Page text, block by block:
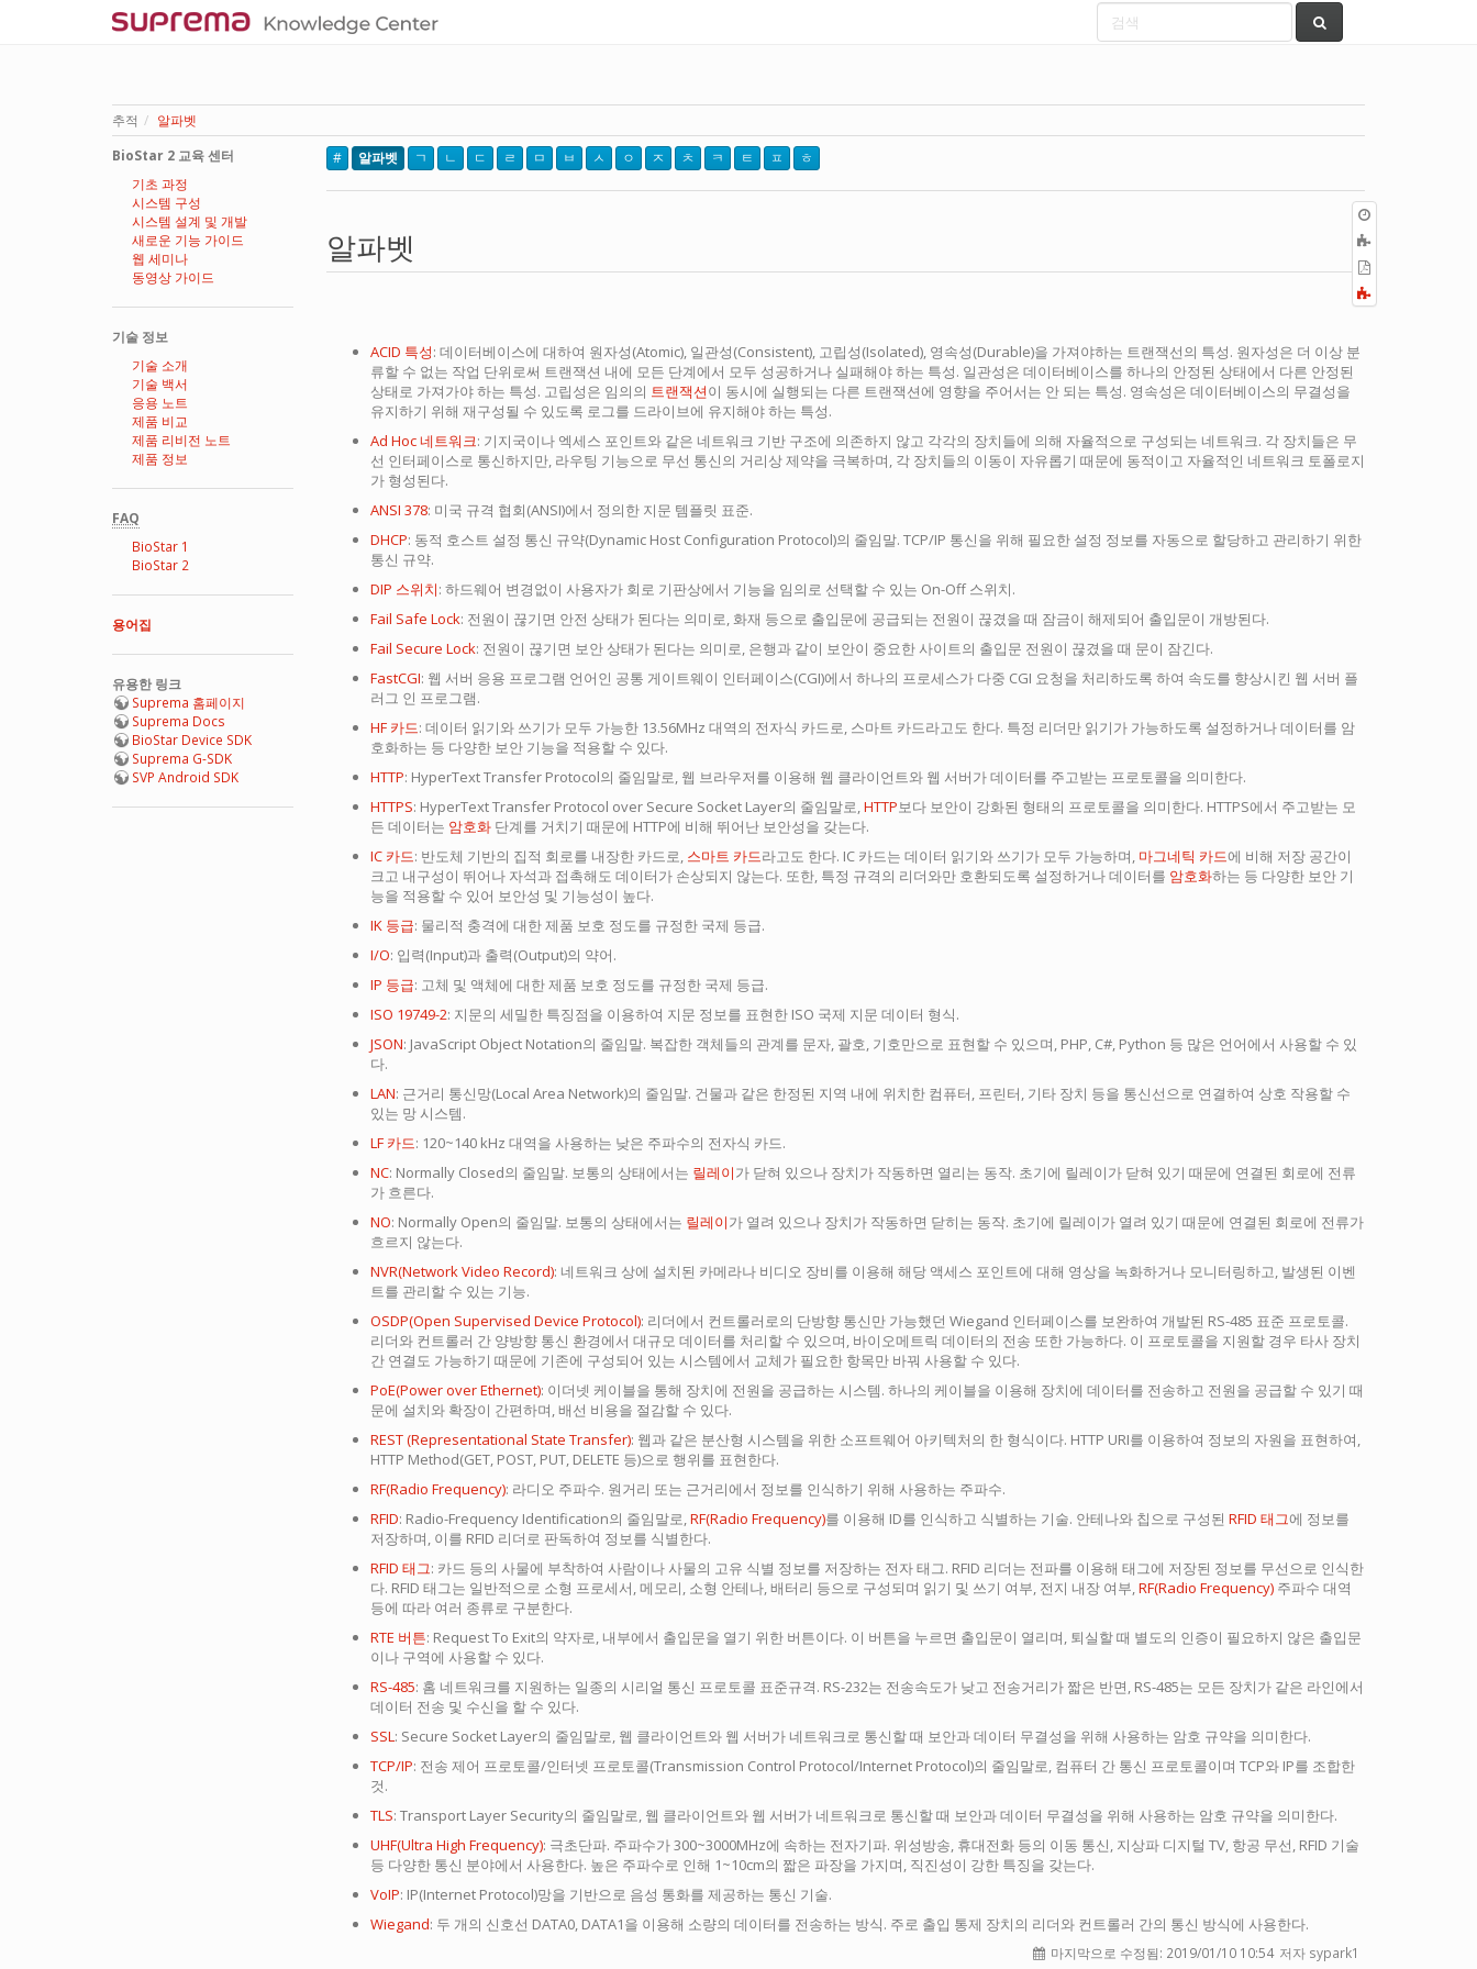
추적
알파벳
BioStar 2 교육 센터
기초 과정
시스템 구성
시스템 설계 및 개발
새로운 기능 가이드
웹 세미나
동영상 가이드
기술 정보
기술 소개
기술 백서
응용 노트
제품 비교
제품 리비전 노트
제품 정보
FAQ
BioStar 1
BioStar 2
용어집
유용한 링크
Suprema 홈페이지
Suprema Docs
BioStar Device SDK
Suprema G-SDK
SVP Android SDK
내
all
# 알파벳 ㄱ ㄴ ㄷ ㄹ ㅁ ㅂ ㅅ ㅇ ㅈ ㅊ ㅋ ㅌ ㅍ ㅎ
알파벳
ACID 특성: 데이터베이스에 대하여 원자성(Atomic), 일관성(Consistent), 고립성(Isolated), 영속성(Durable)을 가져야하는 트랜잭선의 특성. 원자성은 더 이상 분
류할 수 없는 작업 단위로써 트랜잭션 내에 모든 단계에서 모두 성공하거나 실패해야 하는 특성. 일관성은 데이터베이스를 하나의 안정된 상태에서 다른 안정된
상태로 가져가야 하는 특성. 고립성은 임의의 트랜잭션이 동시에 실행되는 다른 트랜잭션에 영향을 주어서는 안 되는 특성. 영속성은 데이터베이스의 무결성을
유지하기 위해 재구성될 수 있도록 로그를 드라이브에 유지해야 하는 특성.
Ad Hoc 네트워크: 기지국이나 엑세스 포인트와 같은 네트워크 기반 구조에 의존하지 않고 각각의 장치들에 의해 자율적으로 구성되는 네트워크. 각 장치들은 무
선 인터페이스로 통신하지만, 라우팅 기능으로 무선 통신의 거리상 제약을 극복하며, 각 장치들의 이동이 자유롭기 때문에 동적이고 자율적인 네트워크 토폴로지
가 형성된다.
ANSI 378: 미국 규격 협회(ANSI)에서 정의한 지문 템플릿 표준.
DHCP: 동적 호스트 설정 통신 규약(Dynamic Host Configuration Protocol)의 줄임말. TCP/IP 통신을 위해 필요한 설정 정보를 자동으로 할당하고 관리하기 위한
통신 규약.
DIP 스위치: 하드웨어 변경없이 사용자가 회로 기판상에서 기능을 임의로 선택할 수 있는 On-Off 스위치.
Fail Safe Lock: 전원이 끊기면 안전 상태가 된다는 의미로, 화재 등으로 출입문에 공급되는 전원이 끊겼을 때 잠금이 해제되어 출입문이 개방된다.
Fail Secure Lock: 전원이 끊기면 보안 상태가 된다는 의미로, 은행과 같이 보안이 중요한 사이트의 출입문 전원이 끊겼을 때 문이 잠긴다.
FastCGI: 웹 서버 응용 프로그램 언어인 공통 게이트웨이 인터페이스(CGI)에서 하나의 프로세스가 다중 CGI 요청을 처리하도록 하여 속도를 향상시킨 웹 서버 플
러그 인 프로그램.
HF 카드: 데이터 읽기와 쓰기가 모두 가능한 13.56MHz 대역의 전자식 카드로, 스마트 카드라고도 한다. 특정 리더만 읽기가 가능하도록 설정하거나 데이터를 암
호화하는 등 다양한 보안 기능을 적용할 수 있다.
HTTP: HyperText Transfer Protocol의 줄임말로, 웹 브라우저를 이용해 웹 클라이언트와 웹 서버가 데이터를 주고받는 프로토콜을 의미한다.
HTTPS: HyperText Transfer Protocol over Secure Socket Layer의 줄임말로,HTTP보다 보안이 강화된 형태의 프로토콜을 의미한다. HTTPS에서 주고받는 모
든 데이터는 암호화 단계를 거치기 때문에 HTTP에 비해 뛰어난 보안성을 갖는다.
IC 카드: 반도체 기반의 집적 회로를 내장한 카드로, 스마트 카드라고도 한다. IC 카드는 데이터 읽기와 쓰기가 모두 가능하며, 마그네틱 카드에 비해 저장 공간이
크고 내구성이 뛰어나 자석과 접촉해도 데이터가 손상되지 않는다. 또한, 특정 규격의 리더와만 호환되도록 설정하거나 데이터를 암호화하는 등 다양한 보안 기
능을 적용할 수 있어 보안성 및 기능성이 높다.
IK 등급: 물리적 충격에 대한 제품 보호 정도를 규정한 국제 등급.
I/O: 입력(Input)과 출력(Output)의 약어.
IP 등급: 고체 및 액체에 대한 제품 보호 정도를 규정한 국제 등급.
ISO 19749-2: 지문의 세밀한 특징점을 이용하여 지문 정보를 표현한 ISO 국제 지문 데이터 형식.
JSON: JavaScript Object Notation의 줄임말. 복잡한 객체들의 관계를 문자, 괄호, 기호만으로 표현할 수 있으며, PHP, C#, Python 등 많은 언어에서 사용할 수 있
다.
LAN: 근거리 통신망(Local Area Network)의 줄임말. 건물과 같은 한정된 지역 내에 위치한 컴퓨터, 프린터, 기타 장치 등을 통신선으로 연결하여 상호 작용할 수
있는 망 시스템.
LF 카드: 120~140 kHz 대역을 사용하는 낮은 주파수의 전자식 카드.
NC: Normally Closed의 줄임말. 보통의 상태에서는 릴레이가 닫혀 있으나 장치가 작동하면 열리는 동작. 초기에 릴레이가 닫혀 있기 때문에 연결된 회로에 전류
가 흐른다.
NO: Normally Open의 줄임말. 보통의 상태에서는 릴레이가 열려 있으나 장치가 작동하면 닫히는 동작. 초기에 릴레이가 열려 있기 때문에 연결된 회로에 전류가
흐르지 않는다.
NVR(Network Video Record): 네트워크 상에 설치된 카메라나 비디오 장비를 이용해 해당 액세스 포인트에 대해 영상을 녹화하거나 모니터링하고, 발생된 이벤
트를 관리할 수 있는 기능.
OSDP(Open Supervised Device Protocol): 리더에서 컨트롤러로의 단방향 통신만 가능했던 Wiegand 인터페이스를 보완하여 개발된 RS-485 표준 프로토콜.
리더와 컨트롤러 간 양방향 통신 환경에서 대규모 데이터를 처리할 수 있으며, 바이오메트릭 데이터의 전송 또한 가능하다. 이 프로토콜을 지원할 경우 타사 장치
간 연결도 가능하기 때문에 기존에 구성되어 있는 시스템에서 교체가 필요한 항목만 바꿔 사용할 수 있다.
PoE(Power over Ethernet): 이더넷 케이블을 통해 장치에 전원을 공급하는 시스템. 하나의 케이블을 이용해 장치에 데이터를 전송하고 전원을 공급할 수 있기 때
문에 설치와 확장이 간편하며, 배선 비용을 절감할 수 있다.
REST (Representational State Transfer): 웹과 같은 분산형 시스템을 위한 소프트웨어 아키텍처의 한 형식이다. HTTP URI를 이용하여 정보의 자원을 표현하여,
HTTP Method(GET, POST, PUT, DELETE 등)으로 행위를 표현한다.
RF(Radio Frequency): 라디오 주파수. 원거리 또는 근거리에서 정보를 인식하기 위해 사용하는 주파수.
RFID: Radio-Frequency Identification의 줄임말로,RF(Radio Frequency)를 이용해 ID를 인식하고 식별하는 기술. 안테나와 칩으로 구성된 RFID 태그에 정보를
저장하며, 이를 RFID 리더로 판독하여 정보를 식별한다.
RFID 태그: 카드 등의 사물에 부착하여 사람이나 사물의 고유 식별 정보를 저장하는 전자 태그. RFID 리더는 전파를 이용해 태그에 저장된 정보를 무선으로 인식한
다. RFID 태그는 일반적으로 소형 프로세서, 메모리, 소형 안테나, 배터리 등으로 구성되며 읽기 및 쓰기 여부, 전지 내장 여부,RF(Radio Frequency) 주파수 대역
등에 따라 여러 종류로 구분한다.
RTE 버튼: Request To Exit의 약자로, 내부에서 출입문을 열기 위한 버튼이다. 이 버튼을 누르면 출입문이 열리며, 퇴실할 때 별도의 인증이 필요하지 않은 출입문
이나 구역에 사용할 수 있다.
RS-485: 홈 네트워크를 지원하는 일종의 시리얼 통신 프로토콜 표준규격. RS-232는 전송속도가 낮고 전송거리가 짧은 반면, RS-485는 모든 장치가 같은 라인에서
데이터 전송 및 수신을 할 수 있다.
SSL: Secure Socket Layer의 줄임말로, 웹 클라이언트와 웹 서버가 네트워크로 통신할 때 보안과 데이터 무결성을 위해 사용하는 암호 규약을 의미한다.
TCP/IP: 전송 제어 프로토콜/인터넷 프로토콜(Transmission Control Protocol/Internet Protocol)의 줄임말로, 컴퓨터 간 통신 프로토콜이며 TCP와 IP를 조합한
것.
TLS: Transport Layer Security의 줄임말로, 웹 클라이언트와 웹 서버가 네트워크로 통신할 때 보안과 데이터 무결성을 위해 사용하는 암호 규약을 의미한다.
UHF(Ultra High Frequency): 극초단파. 주파수가 300~3000MHz에 속하는 전자기파. 위성방송, 휴대전화 등의 이동 통신, 지상파 디지털 TV, 항공 무선, RFID 기술
등 다양한 통신 분야에서 사용한다. 높은 주파수로 인해 1~10cm의 짧은 파장을 가지며, 직진성이 강한 특징을 갖는다.
VoIP: IP(Internet Protocol)망을 기반으로 음성 통화를 제공하는 통신 기술.
Wiegand: 두 개의 신호선 DATA0, DATA1을 이용해 소량의 데이터를 전송하는 방식. 주로 출입 통제 장치의 리더와 컨트롤러 간의 통신 방식에 사용한다.
마지막으로 수정됨: 2019/01/10 10:54 저자 sypark1